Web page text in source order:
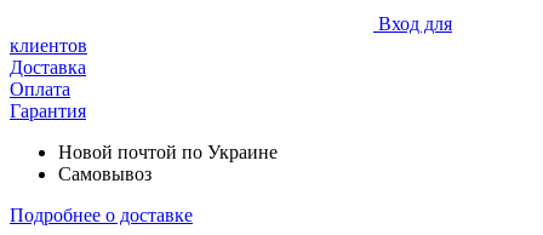
Вход для
клиентов
Доставка
Оплата
Гарантия
Новой почтой по Украине
Самовывоз
Подробнее о доставке